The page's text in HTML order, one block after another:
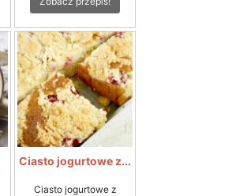
Ciasto jogurtowe z...
Ciasto jogurtowe z